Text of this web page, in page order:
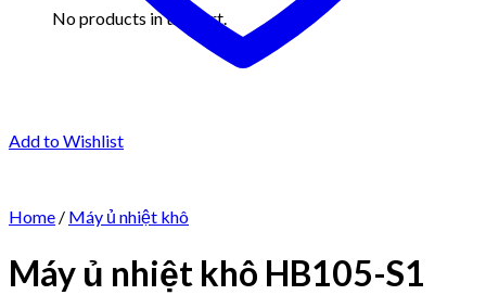
No products in the cart.
Add to Wishlist
Home / Máy ủ nhiệt khô
Máy ủ nhiệt khô HB105-S1